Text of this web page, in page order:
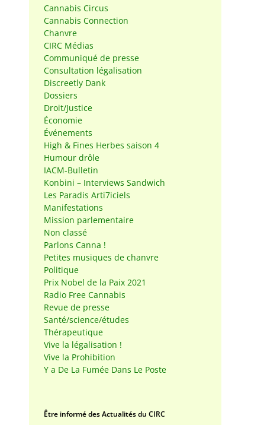
Cannabis Circus
Cannabis Connection
Chanvre
CIRC Médias
Communiqué de presse
Consultation légalisation
Discreetly Dank
Dossiers
Droit/Justice
Économie
Événements
High & Fines Herbes saison 4
Humour drôle
IACM-Bulletin
Konbini – Interviews Sandwich
Les Paradis Arti7iciels
Manifestations
Mission parlementaire
Non classé
Parlons Canna !
Petites musiques de chanvre
Politique
Prix Nobel de la Paix 2021
Radio Free Cannabis
Revue de presse
Santé/science/études
Thérapeutique
Vive la légalisation !
Vive la Prohibition
Y a De La Fumée Dans Le Poste
Être informé des Actualités du CIRC